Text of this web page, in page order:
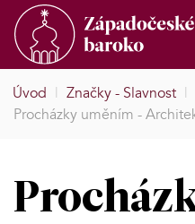
Úvod | Značky - Slavnost |
Procházky uměním -